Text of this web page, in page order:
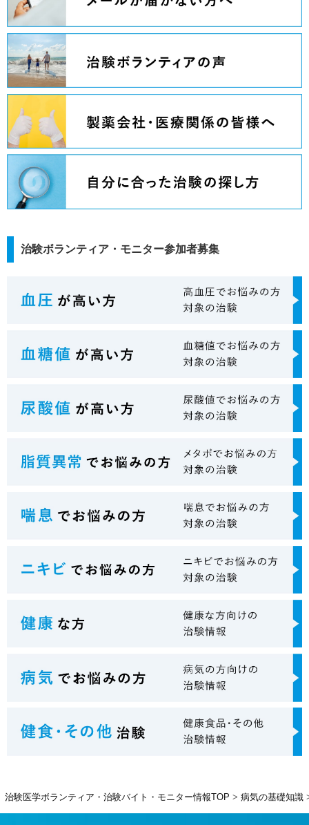
治験ボランティア・モニター参加者募集
治験医学ボランティア・治験バイト・モニター情報TOP 病気の基礎知識